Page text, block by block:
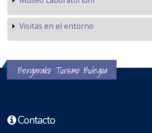
Visitas en el entorno
Bergarako Turismo Bulegoa
Contacto